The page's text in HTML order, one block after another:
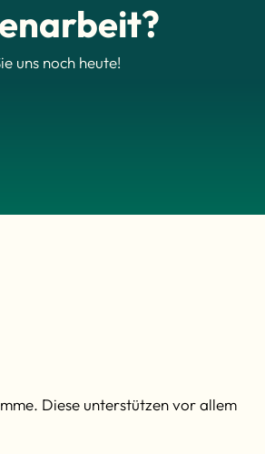
uns noch heute!
Diese unterstützen vor allem